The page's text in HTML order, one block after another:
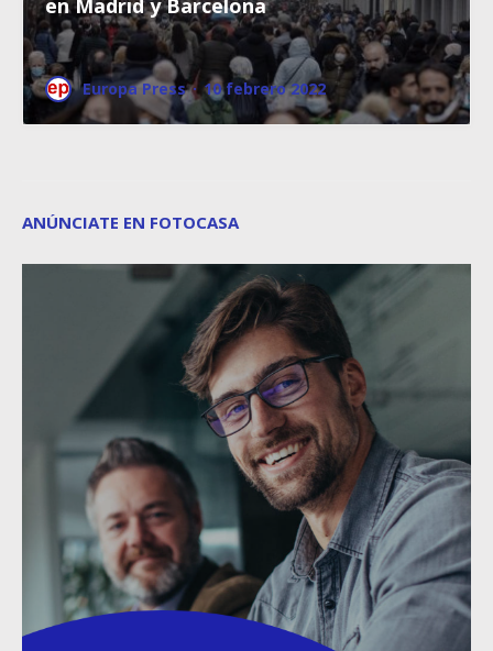
en Madrid y Barcelona
Europa Press · 10 febrero 2022
ANÚNCIATE EN FOTOCASA